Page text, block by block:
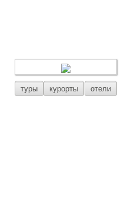
туры курорты отели